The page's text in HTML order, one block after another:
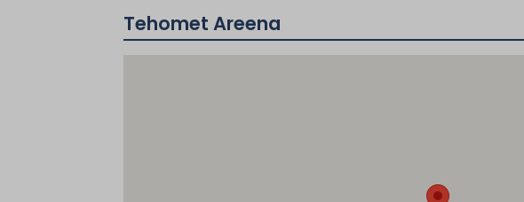
Tehomet Areena